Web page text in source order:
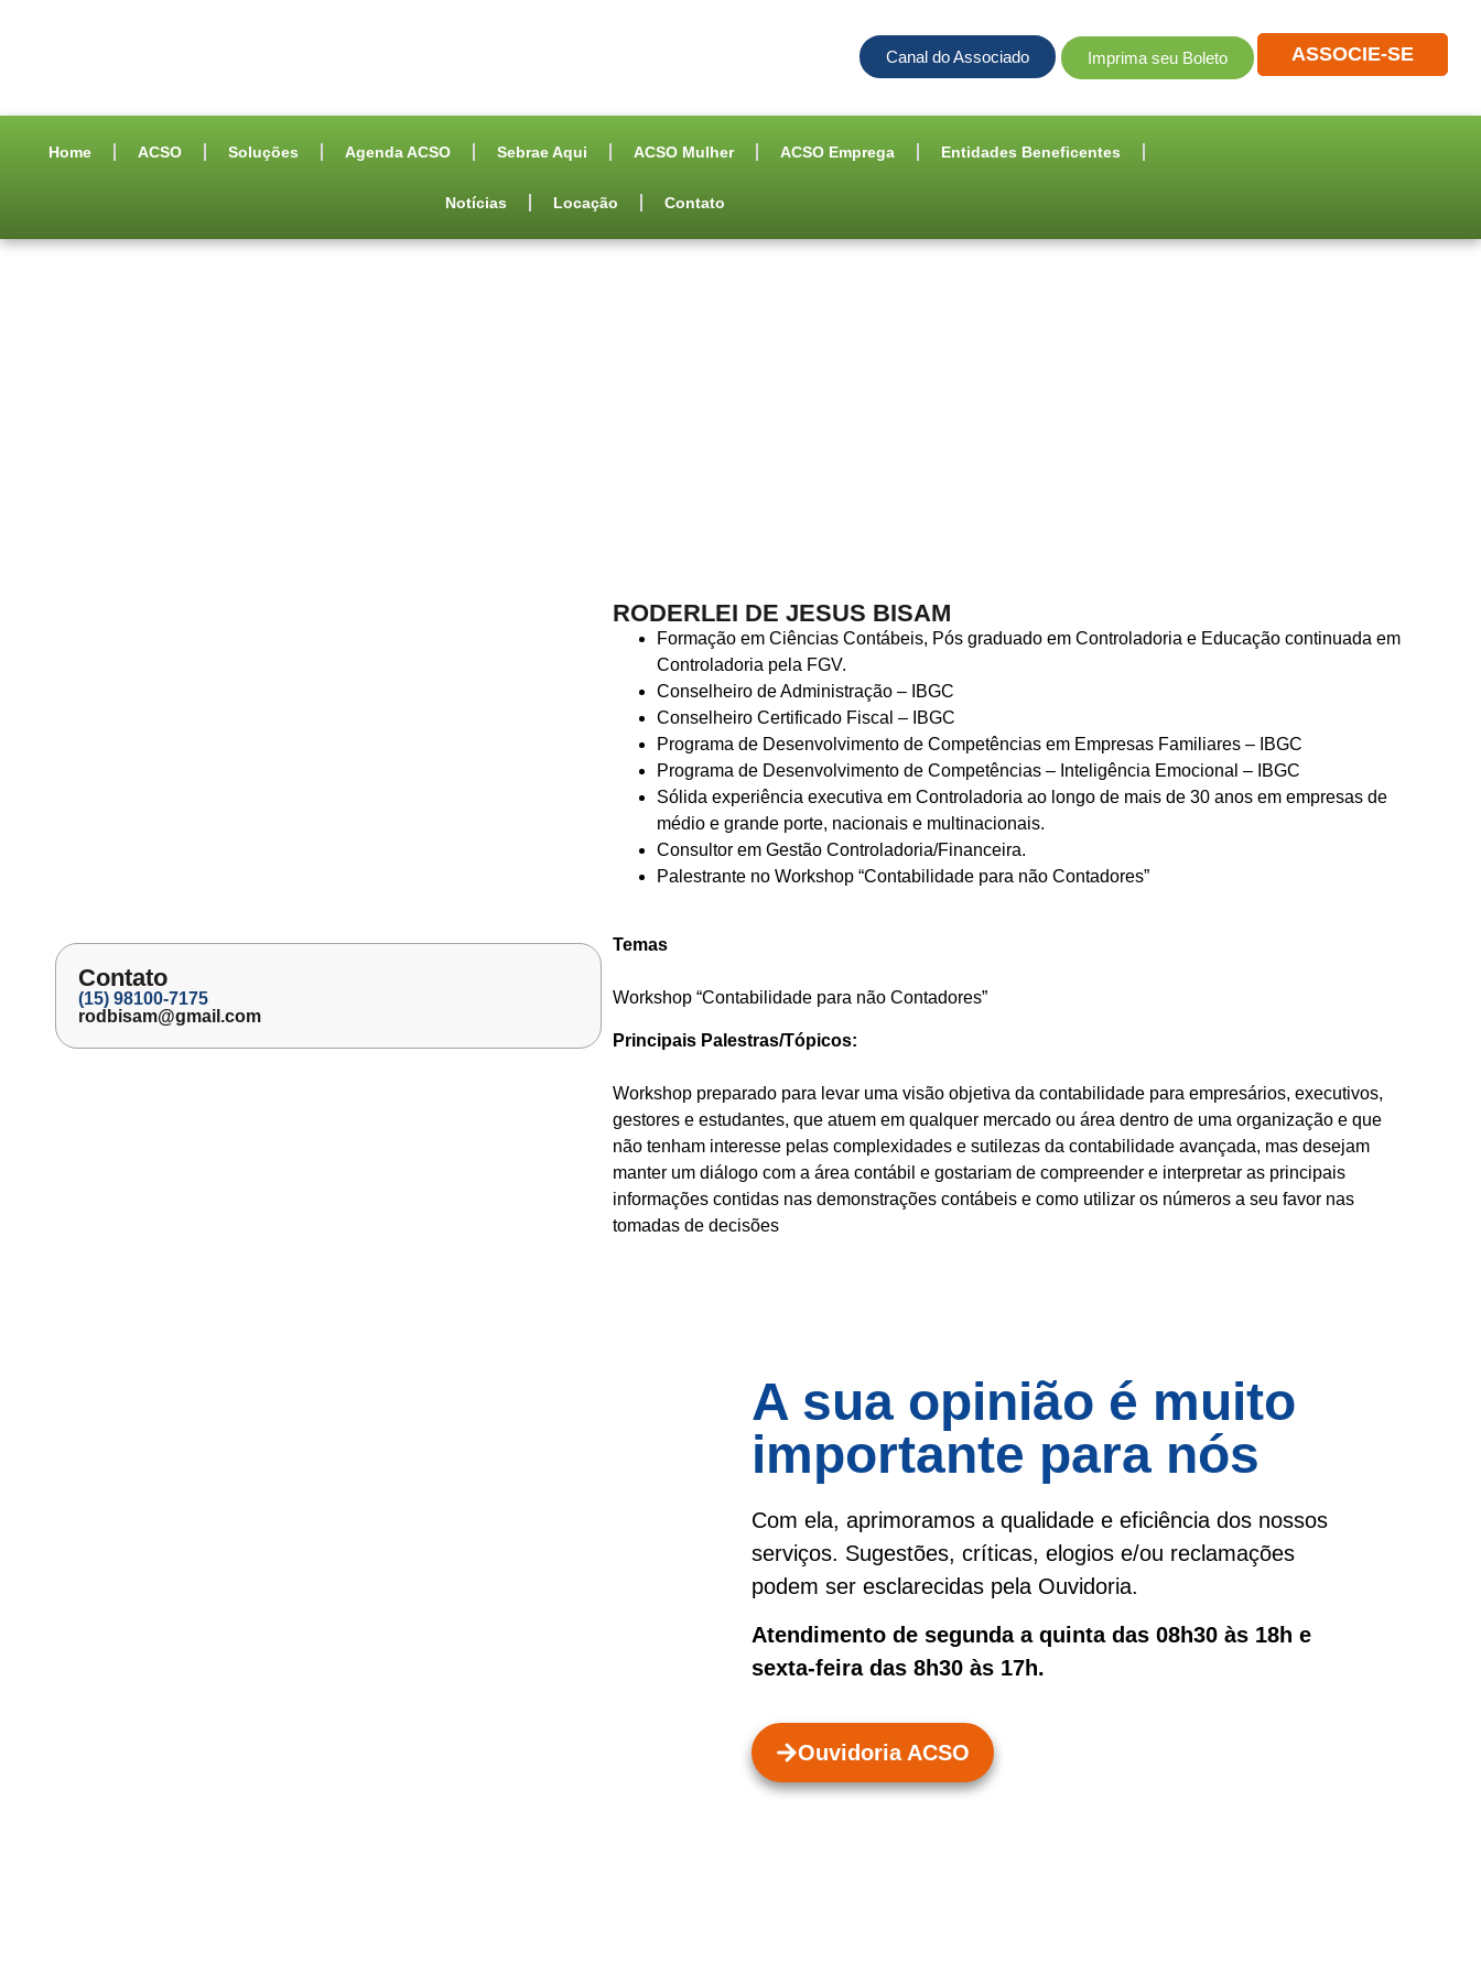
ASSOCIE-SE
Imprima seu Boleto
Canal do Associado
Home ACSO Soluções Agenda ACSO Sebrae Aqui ACSO Mulher ACSO Emprega Entidades Beneficentes
Notícias Locação Contato
Contato
(15) 98100-7175
rodbisam@gmail.com
RODERLEI DE JESUS BISAM
Formação em Ciências Contábeis, Pós graduado em Controladoria e Educação continuada em
Controladoria pela FGV.
Conselheiro de Administração – IBGC
Conselheiro Certificado Fiscal – IBGC
Programa de Desenvolvimento de Competências em Empresas Familiares – IBGC
Programa de Desenvolvimento de Competências – Inteligência Emocional – IBGC
Sólida experiência executiva em Controladoria ao longo de mais de 30 anos em empresas de
médio e grande porte, nacionais e multinacionais.
Consultor em Gestão Controladoria/Financeira.
Palestrante no Workshop “Contabilidade para não Contadores”
Temas
Workshop “Contabilidade para não Contadores”
Principais Palestras/Tópicos:
Workshop preparado para levar uma visão objetiva da contabilidade para empresários, executivos,
gestores e estudantes, que atuem em qualquer mercado ou área dentro de uma organização e que
não tenham interesse pelas complexidades e sutilezas da contabilidade avançada, mas desejam
manter um diálogo com a área contábil e gostariam de compreender e interpretar as principais
informações contidas nas demonstrações contábeis e como utilizar os números a seu favor nas
tomadas de decisões
A sua opinião é muito
importante para nós
Com ela, aprimoramos a qualidade e eficiência dos nossos
serviços. Sugestões, críticas, elogios e/ou reclamações
podem ser esclarecidas pela Ouvidoria.
Atendimento de segunda a quinta das 08h30 às 18h e
sexta-feira das 8h30 às 17h.
Ouvidoria ACSO